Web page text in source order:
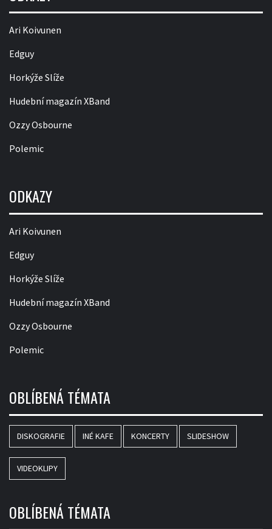
Ari Koivunen
Edguy
Horkýže Slíže
Hudební magazín XBand
Ozzy Osbourne
Polemic
ODKAZY
Ari Koivunen
Edguy
Horkýže Slíže
Hudební magazín XBand
Ozzy Osbourne
Polemic
OBLÍBENÁ TÉMATA
DISKOGRAFIE INÉ KAFE KONCERTY SLIDESHOW
VIDEOKLIPY
OBLÍBENÁ TÉMATA